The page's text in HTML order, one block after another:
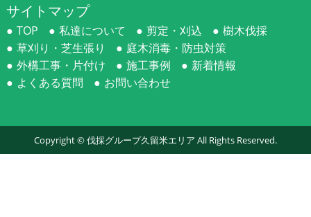
サイトマップ
TOP 私達について 剪定・刈込
樹木伐採
草刈り・芝生張り
庭木消毒・防虫対策
外構工事・片付け
施工事例
新着情報
よくある質問
お問い合わせ
Copyright ©伐採グループ久留米エリア All Rights Reserved.